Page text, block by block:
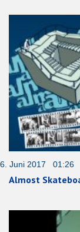
6. Juni 2017 01:26
Almost